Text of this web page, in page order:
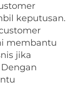
keputusan.
membantu
jika